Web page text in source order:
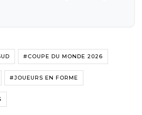
#COUPE DU MONDE 2026
#JOUEURS EN FORME